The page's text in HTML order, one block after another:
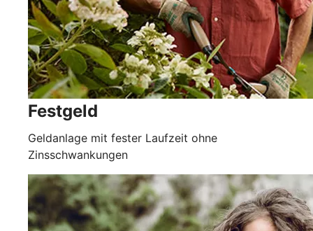
Festgeld
Geldanlage mit fester Laufzeit ohne
Zinsschwankungen